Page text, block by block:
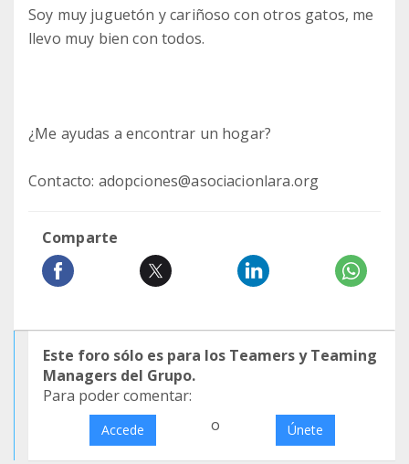
Soy muy juguetón y cariñoso con otros gatos, me
llevo muy bien con todos.
¿Me ayudas a encontrar un hogar?
Contacto: adopciones@asociacionlara.org
Comparte
Este foro sólo es para los Teamers y Teaming
Managers del Grupo.
Para poder comentar:
Accede o Únete